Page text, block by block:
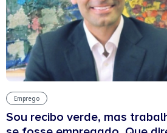
Emprego
Sou recibo verde, mas